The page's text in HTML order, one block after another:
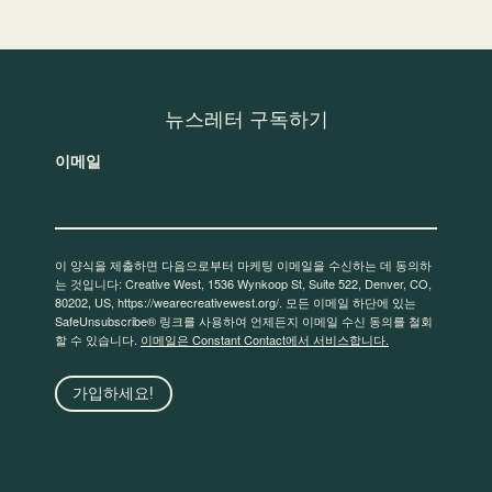
뉴스레터 구독하기
이메일
이 양식을 제출하면 다음으로부터 마케팅 이메일을 수신하는 데 동의하
는 것입니다: Creative West, 1536 Wynkoop St, Suite 522, Denver, CO,
80202, US, https://wearecreativewest.org/. 모든 이메일 하단에 있는
SafeUnsubscribe® 링크를 사용하여 언제든지 이메일 수신 동의를 철회
할 수 있습니다. 이메일은 Constant Contact에서 서비스합니다.
가입하세요!